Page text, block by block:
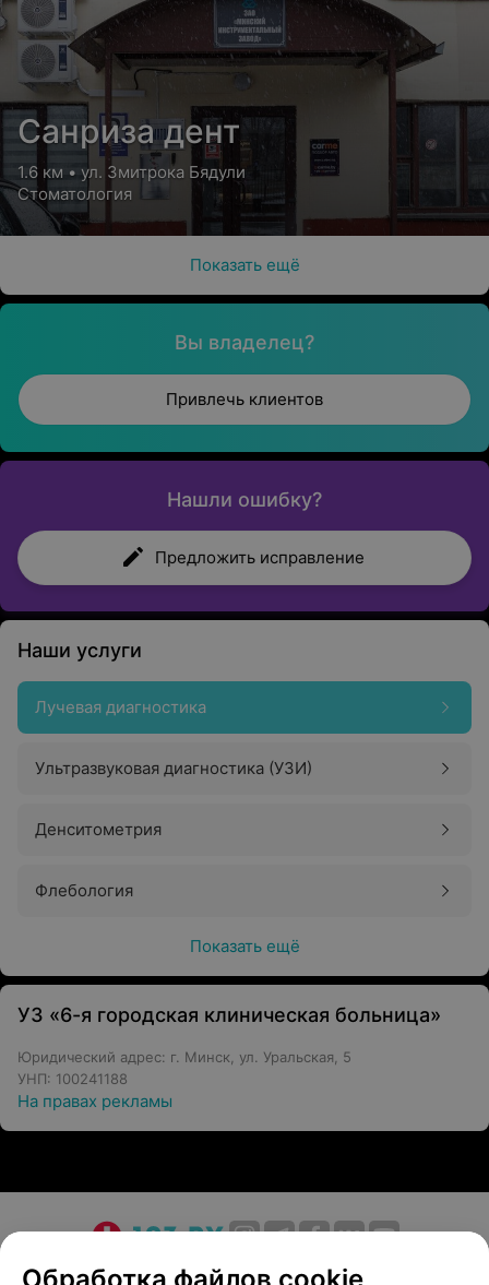
Санриза дент
1.6 км • ул. Змитрока Бядули
Стоматология
Показать ещё
Вы владелец?
Привлечь клиентов
Нашли ошибку?
Предложить исправление
Наши услуги
Лучевая диагностика
Ультразвуковая диагностика (УЗИ)
Денситометрия
Флебология
Показать ещё
УЗ «6-я городская клиническая больница»
Юридический адрес: г. Минск, ул. Уральская, 5
УНП: 100241188
На правах рекламы
О проекте Новости проекта Размещение рекламы